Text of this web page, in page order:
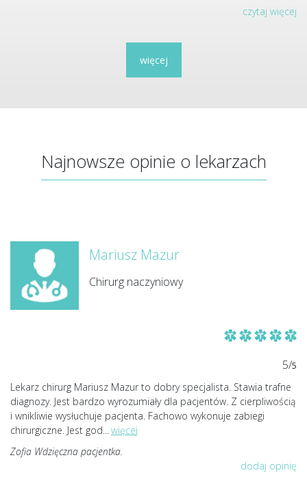
czytaj więcej
więcej
Najnowsze opinie o lekarzach
Mariusz Mazur
Chirurg naczyniowy
5/5
Lekarz chirurg Mariusz Mazur to dobry specjalista. Stawia trafne
diagnozy. Jest bardzo wyrozumiały dla pacjentów. Z cierpliwością
i wnikliwie wysłuchuje pacjenta. Fachowo wykonuje zabiegi
chirurgiczne. Jest god...więcej
Zofia Wdzięczna pacjentka.
dodaj opinię